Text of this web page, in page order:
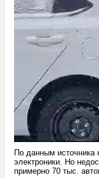
По данным источника
электроники. Но
примерно 70 тыс.